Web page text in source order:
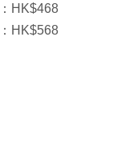
HK$468
HK$568